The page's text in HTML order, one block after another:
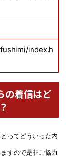
index.h
の着信はど
ってどういった内
すので是非ご協力